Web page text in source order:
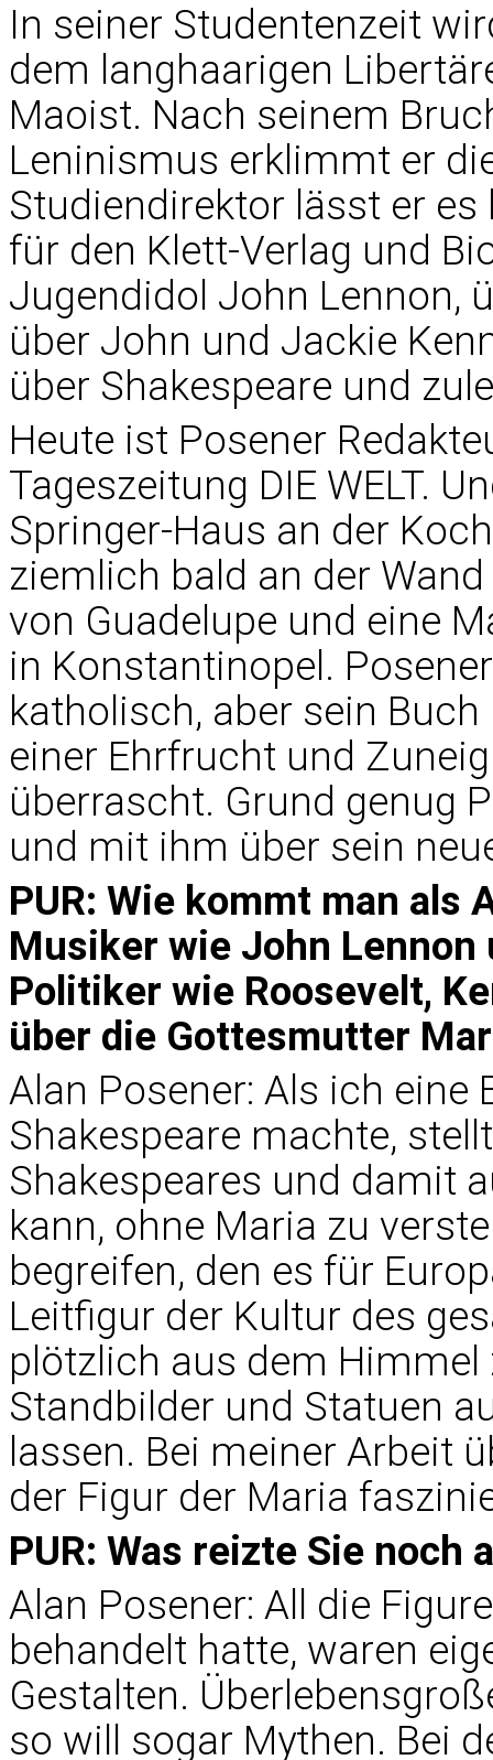
In seiner Studentenzeit
dem langhaarigen
Maoist. Nach seinem
Leninismus erklimmt er
Studiendirektor lässt er
für den Klett-Verlag und
Jugendidol John Lennon,
über John und Jackie
über Shakespeare und
Heute ist Posener
Tageszeitung DIE WELT.
Springer-Haus an der
ziemlich bald an der
von Guadelupe und eine
in Konstantinopel.
katholisch, aber sein
einer Ehrfrucht und
überrascht. Grund genug
und mit ihm über sein
PUR: Wie kommt man als
Musiker wie John Lennon
Politiker wie Roosevelt,
über die Gottesmutter
Alan Posener: Als ich eine
Shakespeare machte,
Shakespeares und damit
kann, ohne Maria zu
begreifen, den es für
Leitfigur der Kultur des
plötzlich aus dem
Standbilder und Statuen
lassen. Bei meiner Arbeit
der Figur der Maria
PUR: Was reizte Sie noch
Alan Posener: All die
behandelt hatte, waren
Gestalten.
so will sogar Mythen. Bei